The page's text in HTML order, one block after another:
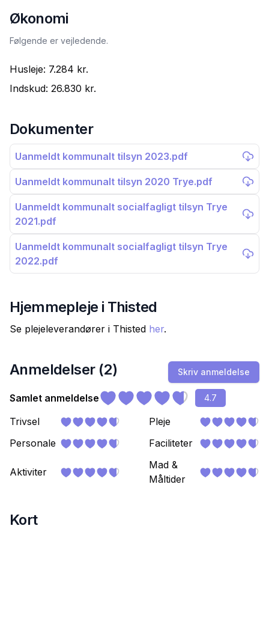
Økonomi
Følgende er vejledende.
Husleje: 7.284 kr.
Indskud: 26.830 kr.
Dokumenter
Uanmeldt kommunalt tilsyn 2023.pdf
Uanmeldt kommunalt tilsyn 2020 Trye.pdf
Uanmeldt kommunalt socialfagligt tilsyn Trye
2021.pdf
Uanmeldt kommunalt socialfagligt tilsyn Trye
2022.pdf
Hjemmepleje i Thisted
Se plejeleverandører i Thisted her.
Anmeldelser (2) Skriv anmeldelse
Samlet anmeldelse 4.7
Trivsel
Pleje
Personale
Faciliteter
Aktiviter
Mad &
Måltider
Kort